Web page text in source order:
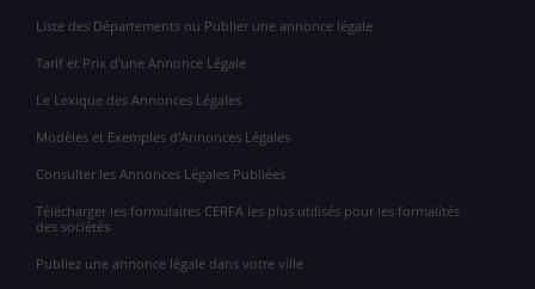
Liste des Départements ou Publier une annonce légale
Tarif et Prix d'une Annonce Légale
Le Lexique des Annonces Légales
Modèles et Exemples d'Annonces Légales
Consulter les Annonces Légales Publiées
Télécharger les formulaires CERFA les plus utilisés pour les formalités
des sociétés
Publiez une annonce légale dans votre ville